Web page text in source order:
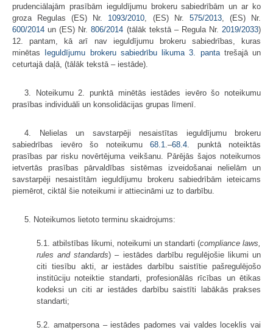
prudenciālajām prasībām ieguldījumu brokeru sabiedrībām un ar ko
groza Regulas (ES) Nr. 1093/2010 , (ES) Nr. 575/2013, (ES) Nr.
600/2014 un (ES) Nr.806/2014 (tālāk tekstā – Regula Nr. 2019/2033)
12. pantam, kā arī nav ieguldījumu brokeru sabiedrības, kuras
minētas Ieguldījumu brokeru sabiedrību likuma 3. pantatrešajā un
ceturtajā daļā, (tālāk tekstā – iestāde).
3. Noteikumu 2. punktā minētās iestādes ievēro šo noteikumu
prasības individuāli un konsolidācijas grupas līmenī.
4. Nelielas un savstarpēji nesaistītas ieguldījumu brokeru
sabiedrības ievēro šo noteikumu 68.1 .–68.4 . punktā noteiktās
prasības par risku novērtējuma veikšanu. Pārējās šajos noteikumos
ietvertās prasības pārvaldības sistēmas izveidošanai nelielām un
savstarpēji nesaistītām ieguldījumu brokeru sabiedrībām ieteicams
piemērot, ciktāl šie noteikumi ir attiecināmi uz to darbību.
5. Noteikumos lietoto terminu skaidrojums:
5.1. atbilstības likumi, noteikumi un standarti (compliance laws,
rules and standards) – iestādes darbību regulējošie likumi un
citi tiesību akti, ar iestādes darbību saistītie pašregulējošo
institūciju noteiktie standarti, profesionālās rīcības un ētikas
kodeksi un citi ar iestādes darbību saistīti labākās prakses
standarti;
5.2. amatpersona – iestādes padomes vai valdes loceklis vai